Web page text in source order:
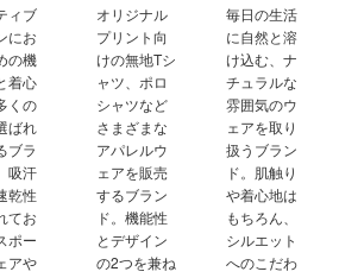
ィブ
にお
の機
着心
くの
ばれ
ブラ
吸汗
乾性
てお
ポー
アや
オリジナル
プリント向
けの無地Tシ
ャツ、ポロ
シャツなど
さまざまな
アパレルウ
ェアを販売
するブラン
ド。機能性
とデザイン
の2つを兼ね
毎日の生活
に自然と溶
け込む、ナ
チュラルな
雰囲気のウ
ェアを取り
扱うブラン
ド。肌触り
や着心地は
もちろん、
シルエット
へのこだわ